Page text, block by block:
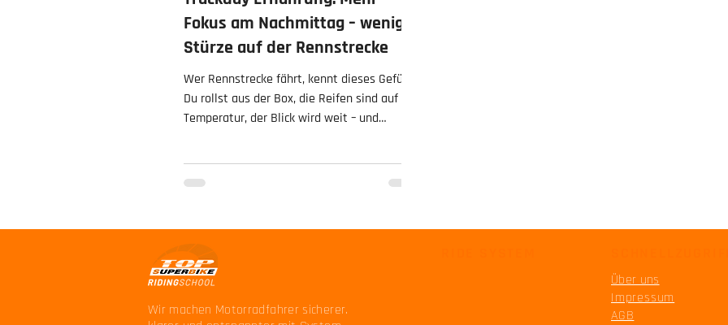
Fokus am Nachmittag – weniger
Stürze auf der Rennstrecke
Wer Rennstrecke fährt, kennt dieses Gefühl:
Du rollst aus der Box, die Reifen sind auf
Temperatur, der Blick wird weit – und
Kick von Geschwindigkeit – aber auch etwas,
Wir machen Motorradfahrer sicherer.
Über uns
Impressum
AGB